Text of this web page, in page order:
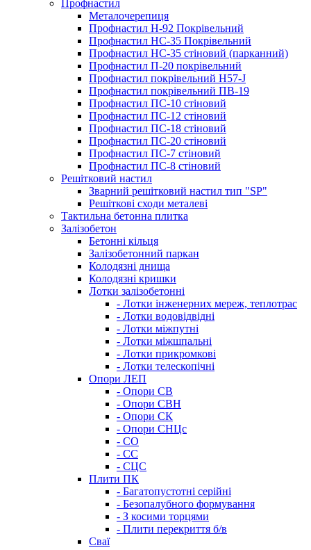
Профнастил
Металочерепиця
Профнастил Н-92 Покрівельний
Профнастил НС-35 Покрівельний
Профнастил НС-35 стіновий (парканний)
Профнастил П-20 покрівельний
Профнастил покрівельний H57-J
Профнастил покрівельний ПВ-19
Профнастил ПС-10 стіновий
Профнастил ПС-12 стіновий
Профнастил ПС-18 стіновий
Профнастил ПС-20 стіновий
Профнастил ПС-7 стіновий
Профнастил ПС-8 стіновий
Решітковий настил
Зварний решітковий настил тип "SP"
Решіткові сходи металеві
Тактильна бетонна плитка
Залізобетон
Бетонні кільця
Залізобетонний паркан
Колодязні днища
Колодязні кришки
Лотки залізобетонні
- Лотки інженерних мереж, теплотрас
- Лотки водовідвідні
- Лотки міжпутні
- Лотки міжшпальні
- Лотки прикромкові
- Лотки телескопічні
Опори ЛЕП
- Опори СВ
- Опори СВН
- Опори СК
- Опори СНЦс
- СО
- СС
- СЦС
Плити ПК
- Багатопустотні серійні
- Безопалубного формування
- З косими торцями
- Плити перекриття б/в
Сваї